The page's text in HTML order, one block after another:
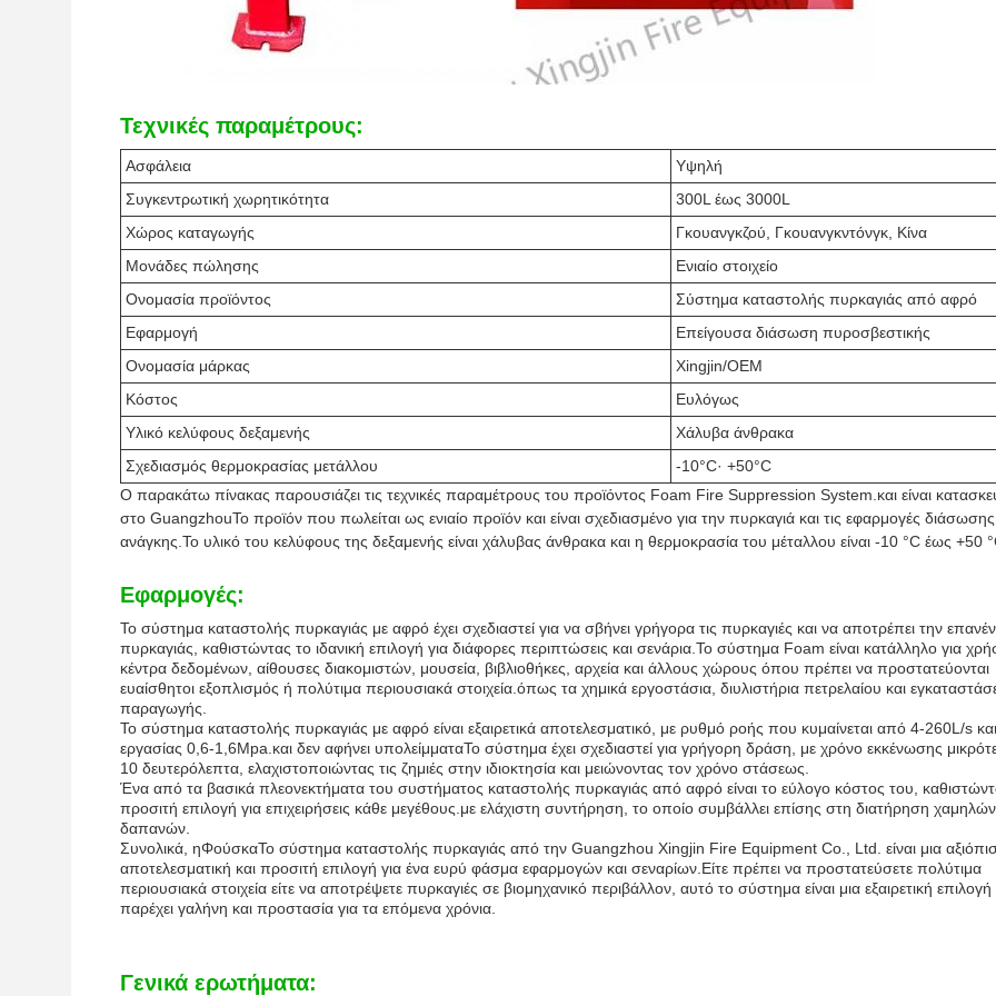
Τεχνικές παραμέτρους:
Ασφάλεια
Υψηλή
Συγκεντρωτική χωρητικότητα
300L έως 3000L
Χώρος καταγωγής
Γκουανγκζού, Γκουανγκντόνγκ, Κίνα
Μονάδες πώλησης
Ενιαίο στοιχείο
Ονομασία προϊόντος
Σύστημα καταστολής πυρκαγιάς από αφρό
Εφαρμογή
Επείγουσα διάσωση πυροσβεστικής
Ονομασία μάρκας
Xingjin/OEM
Κόστος
Ευλόγως
Υλικό κελύφους δεξαμενής
Χάλυβα άνθρακα
Σχεδιασμός θερμοκρασίας μετάλλου
-10°C· +50°C
Ο παρακάτω πίνακας παρουσιάζει τις τεχνικές παραμέτρους του προϊόντος Foam Fire Suppression System.και είναι
στο GuangzhouΤο προϊόν που πωλείται ως ενιαίο προϊόν και είναι σχεδιασμένο για την πυρκαγιά και τις εφαρμογές
ανάγκης.Το υλικό του κελύφους της δεξαμενής είναι χάλυβας άνθρακα και η θερμοκρασία του μέταλλου είναι -10 °C έως +50
Εφαρμογές:
Το σύστημα καταστολής πυρκαγιάς με αφρό έχει σχεδιαστεί για να σβήνει γρήγορα τις πυρκαγιές και να αποτρέπει την
πυρκαγιάς, καθιστώντας το ιδανική επιλογή για διάφορες περιπτώσεις και σενάρια.Το σύστημα Foam είναι κατάλληλο για
κέντρα δεδομένων, αίθουσες διακομιστών, μουσεία, βιβλιοθήκες, αρχεία και άλλους χώρους όπου πρέπει να προστατεύονται
ευαίσθητοι εξοπλισμός ή πολύτιμα περιουσιακά στοιχεία.όπως τα χημικά εργοστάσια, διυλιστήρια πετρελαίου και
παραγωγής.
Το σύστημα καταστολής πυρκαγιάς με αφρό είναι εξαιρετικά αποτελεσματικό, με ρυθμό ροής που κυμαίνεται από 4-260L/s
εργασίας 0,6-1,6Mpa.και δεν αφήνει υπολείμματαΤο σύστημα έχει σχεδιαστεί για γρήγορη δράση, με χρόνο εκκένωσης
10 δευτερόλεπτα, ελαχιστοποιώντας τις ζημιές στην ιδιοκτησία και μειώνοντας τον χρόνο στάσεως.
Ένα από τα βασικά πλεονεκτήματα του συστήματος καταστολής πυρκαγιάς από αφρό είναι το εύλογο κόστος του,
προσιτή επιλογή για επιχειρήσεις κάθε μεγέθους.με ελάχιστη συντήρηση, το οποίο συμβάλλει επίσης στη διατήρηση χαμηλών
δαπανών.
Συνολικά, ηΦούσκαΤο σύστημα καταστολής πυρκαγιάς από την Guangzhou Xingjin Fire Equipment Co., Ltd. είναι μια
αποτελεσματική και προσιτή επιλογή για ένα ευρύ φάσμα εφαρμογών και σεναρίων.Είτε πρέπει να προστατεύσετε πολύτιμα
περιουσιακά στοιχεία είτε να αποτρέψετε πυρκαγιές σε βιομηχανικό περιβάλλον, αυτό το σύστημα είναι μια εξαιρετική
παρέχει γαλήνη και προστασία για τα επόμενα χρόνια.
Γενικά ερωτήματα: